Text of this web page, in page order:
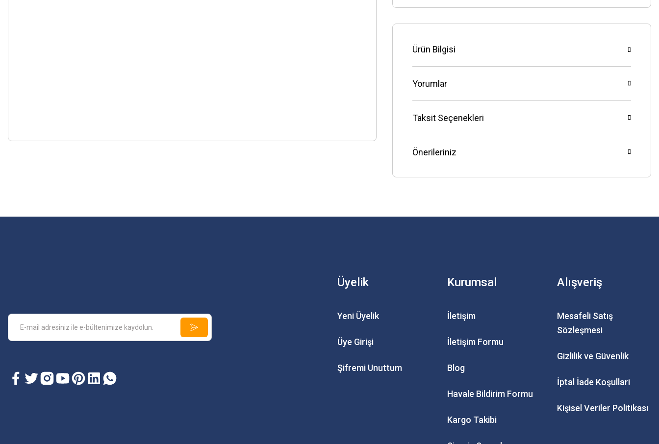
Ürün Bilgisi
Yorumlar
Taksit Seçenekleri
Önerileriniz
Üyelik
Yeni Üyelik
Üye Girişi
Şifremi Unuttum
Kurumsal
İletişim
İletişim Formu
Blog
Havale Bildirim Formu
Kargo Takibi
Alışveriş
Mesafeli Satış
Sözleşmesi
Gizlilik ve Güvenlik
İptal İade Koşullari
Kişisel Veriler Politikası